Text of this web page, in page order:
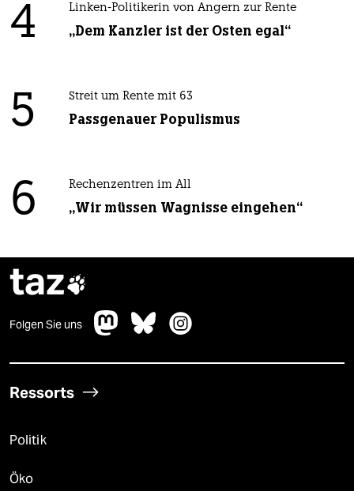
4 Linken-Politikerin von Angern zur Rente
„Dem Kanzler ist der Osten egal“
5 Streit um Rente mit 63
Passgenauer Populismus
6 Rechenzentren im All
„Wir müssen Wagnisse eingehen“
taz
Folgen Sie uns
Ressorts
Politik
Öko